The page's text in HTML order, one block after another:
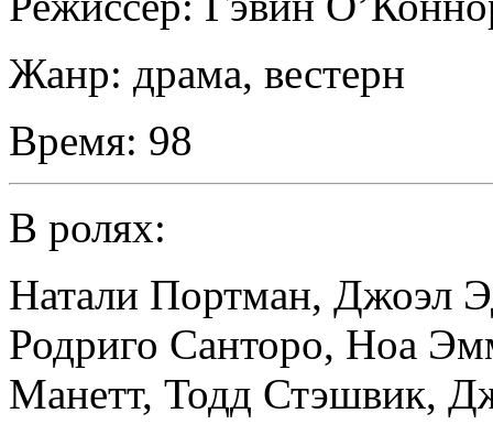
Жанр: драма, вестерн
Время: 98
В ролях:
Натали Портман, Джоэл
Родриго Санторо, Ноа
Манетт, Тодд Стэшвик,